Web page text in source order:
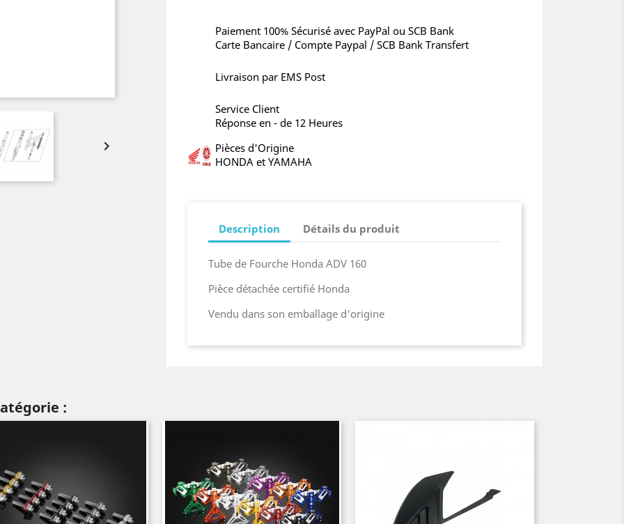

Paiement 100% Sécurisé avec PayPal ou SCB Bank
Carte Bancaire / Compte Paypal / SCB Bank Transfert
Livraison par EMS Post
Service Client
Réponse en - de 12 Heures
Pièces d'Origine
HONDA et YAMAHA
Description Détails du produit
Tube de Fourche Honda ADV 160
Pièce détachée certifié Honda
Vendu dans son emballage d'origine
: